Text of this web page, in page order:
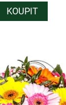
KOUPIT